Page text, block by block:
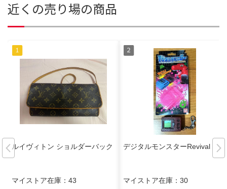
近くの売り場の商品
ルイヴィトン ショルダーバック
マイストア在庫： 43
デジタルモンスターRevival
マイストア在庫： 30